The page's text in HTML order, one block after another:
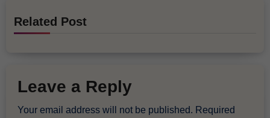
Related Post
Leave a Reply
Your email address will not be published. Required